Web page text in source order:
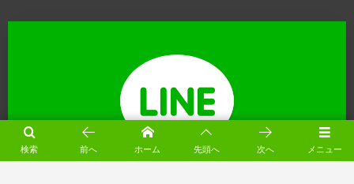
メニュー
検索 前へ ホーム 先頭へ 次へ